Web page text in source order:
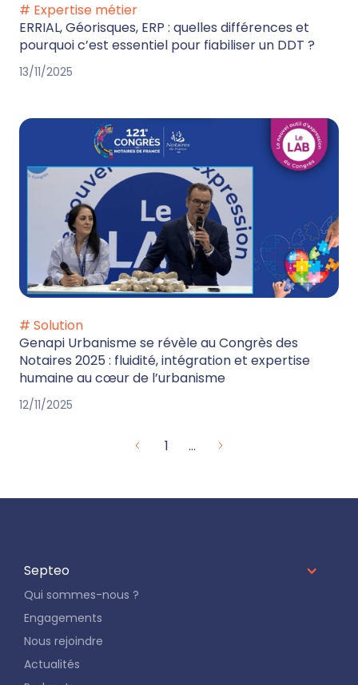
# Expertise métier
ERRIAL, Géorisques, ERP : quelles différences et
pourquoi c’est essentiel pour fiabiliser un DDT ?
13/11/2025
# Solution
Genapi Urbanisme se révèle au Congrès des
Notaires 2025 : fluidité, intégration et expertise
humaine au cœur de l’urbanisme
12/11/2025
1 ...
Septeo
Qui sommes-nous ?
Engagements
Nous rejoindre
Actualités